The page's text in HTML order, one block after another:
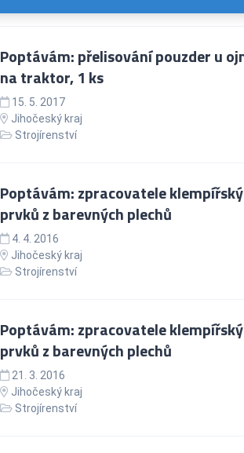
Poptávám: přelisování pouzder u
na traktor, 1 ks
15. 5. 2017
Jihočeský kraj
Strojírenství
Poptávám: zpracovatele
prvků z barevných plechů
4. 4. 2016
Jihočeský kraj
Strojírenství
Poptávám: zpracovatele
prvků z barevných plechů
21. 3. 2016
Jihočeský kraj
Strojírenství